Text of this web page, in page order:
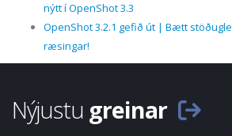
nýtt í OpenShot 3.3
OpenShot 3.2.1 gefið út | Bætt
ræsingar!
Nýjustu greinar